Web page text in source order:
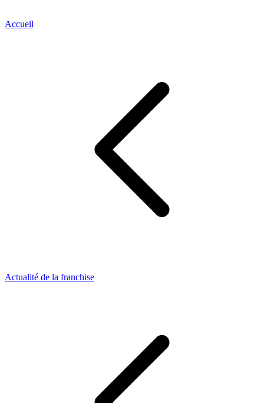
Accueil
Actualité de la franchise